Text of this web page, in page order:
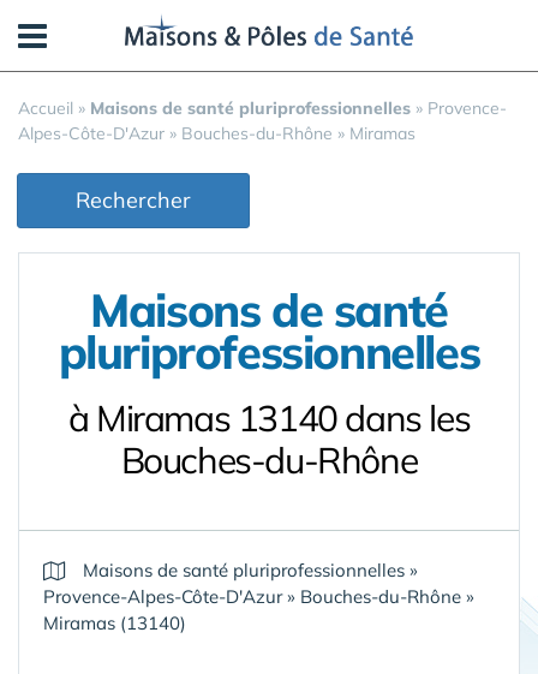
Accueil » Maisons de santé pluriprofessionnelles » Provence-
Alpes-Côte-D'Azur » Bouches-du-Rhône » Miramas
Rechercher
Maisons de santé
pluriprofessionnelles
à Miramas 13140 dans les
Bouches-du-Rhône
Maisons de santé pluriprofessionnelles »
Provence-Alpes-Côte-D'Azur» Bouches-du-Rhône »
Miramas (13140)
Panneau de gestion des cookies